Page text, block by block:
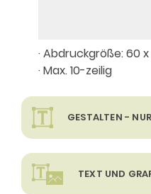
· Abdruckgröße: 60
· Max. 10-zeilig
GESTALTEN -
TEXT UND